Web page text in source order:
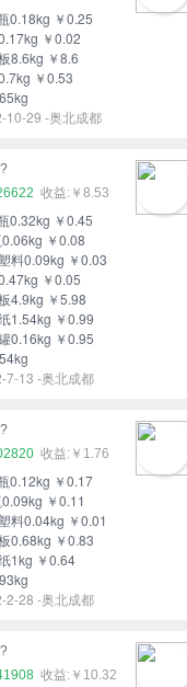
0.18kg ￥0.25
￥0.02
8.6kg ￥8.6
￥0.53
10-29 -奥北成都
￥8.53
0.32kg ￥0.45
￥0.08
料0.09kg ￥0.03
￥0.05
4.9kg ￥5.98
1.54kg ￥0.99
0.16kg ￥0.95
7-13 -奥北成都
￥1.76
0.12kg ￥0.17
￥0.11
料0.04kg ￥0.01
0.68kg ￥0.83
1kg ￥0.64
2-28 -奥北成都
￥10.32